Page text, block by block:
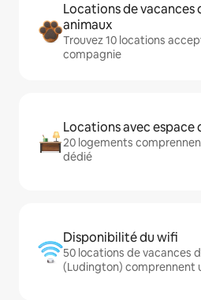
Locations de
animaux
Trouvez 10 locations
compagnie
Locations avec espace
20 logements
dédié
Disponibilité du wifi
50 locations de vacances
(Ludington) comprennent